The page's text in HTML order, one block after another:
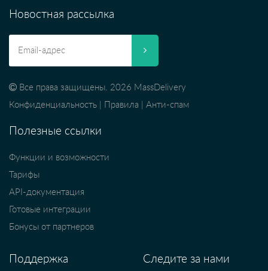
Новостная рассылка
Все права защищены. 2026 MassDelivery
Конфиденциальность
Правила Анти-спам
Полезные ссылки
Функции и возможности
Тарифы
API-документация
Готовые интеграции
Бонусы от партнеров
Поддержка Следите за нами